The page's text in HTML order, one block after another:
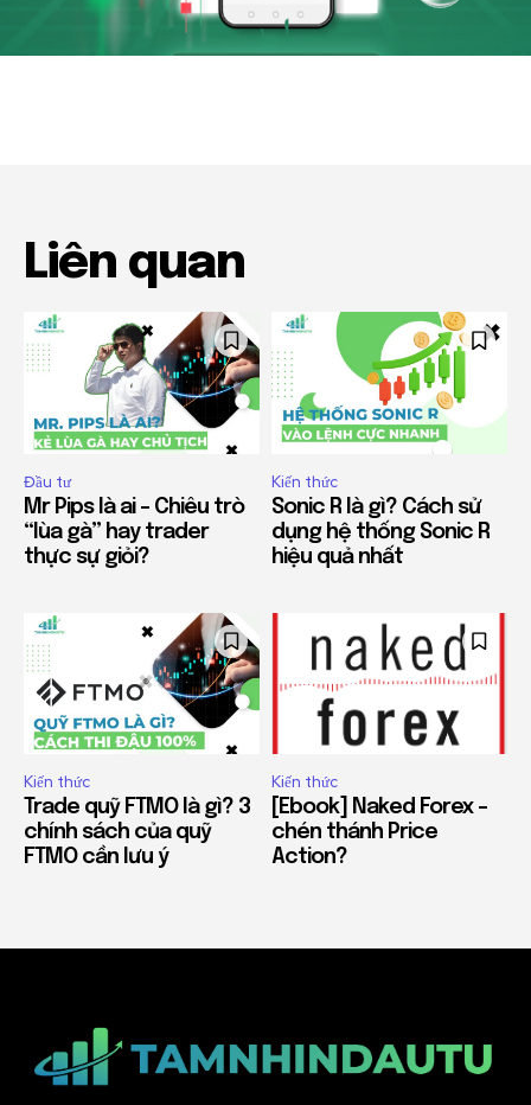
Liên quan
Đầu tư
Mr Pips là ai – Chiêu trò
“lùa gà” hay trader
thực sự giỏi?
Kiến thức
Sonic R là gì? Cách sử
dụng hệ thống Sonic R
hiệu quả nhất
Kiến thức
Trade quỹ FTMO là gì? 3
chính sách của quỹ
FTMO cần lưu ý
Kiến thức
[Ebook] Naked Forex –
chén thánh Price
Action?